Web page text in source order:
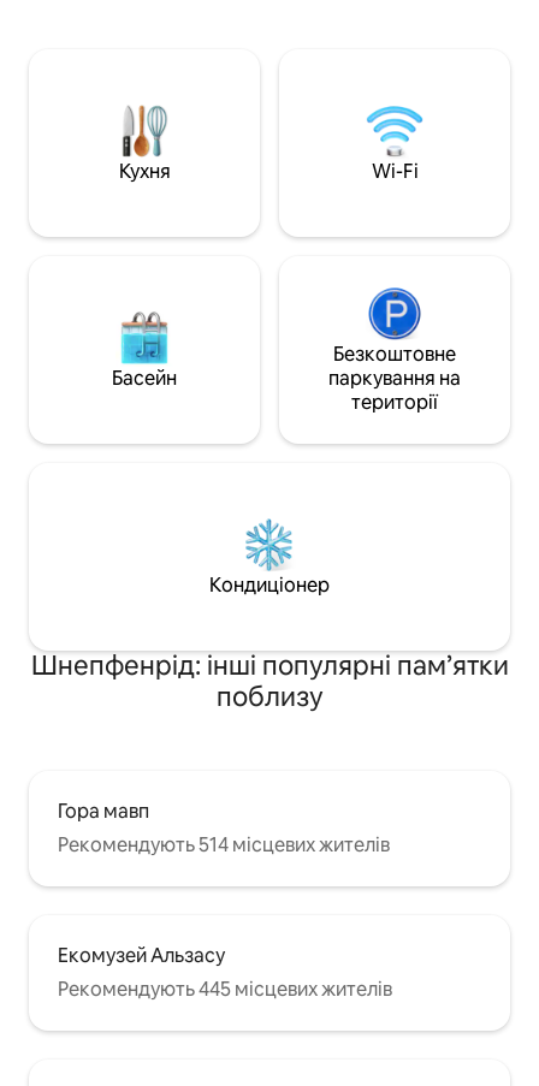
Ідеально підходить для пар/сімей.
Походи біля помешкання, неподалік
від гірськолижних трас і Винного
маршруту. Приватна парковка,
забронюйте свій оазис просто зараз!
Окремий вхід,
5 хвилинах від
20 хвилинах від
Кенігсбургу, у 15
мандрівників.
Кухня Wi-Fi
Басейн
Безкоштовне
паркування на
території
Кондиціонер
Шнепфенрід: інші популярні пам’ятки
поблизу
Гора мавп
Рекомендують 514 місцевих жителів
Екомузей Альзасу
Рекомендують 445 місцевих жителів